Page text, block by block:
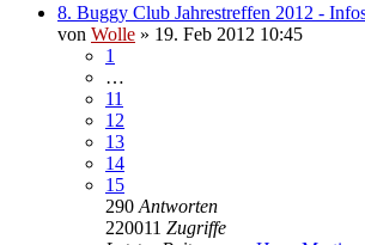
8. Buggy Club Jahrestreffen 2012 -
von Wolle » 19. Feb 2012 10:45
1
…
11
12
13
14
15
290 Antworten
220011 Zugriffe